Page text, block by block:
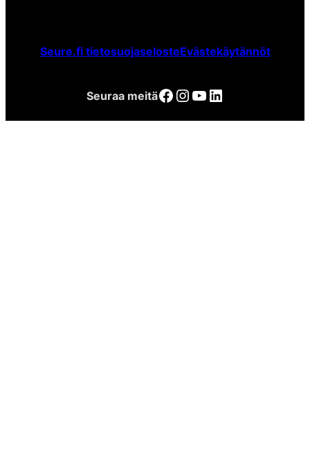
Seure.fi tietosuojaselosteEvästekäytännöt
Seuraa meitäFacebook Instagram YouTube LinkedIn